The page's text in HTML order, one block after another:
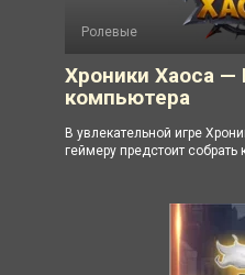
Ролевые
Хроники Хаоса
компьютера
В увлекательной игре
геймеру предстоит